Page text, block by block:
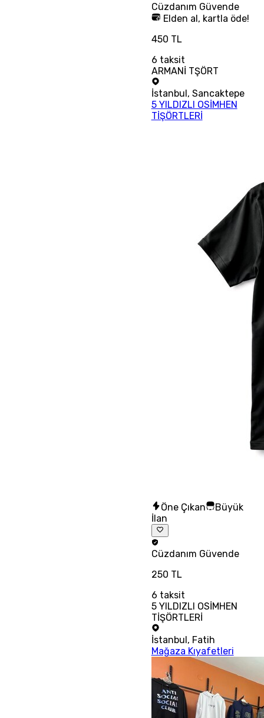
Cüzdanım Güvende
Elden al, kartla öde!
450 TL
6 taksit
ARMANİ TŞÖRT
İstanbul, Sancaktepe
5 YILDIZLI OSİMHEN
TİŞÖRTLERİ
Öne Çıkan
Büyük
İlan
Cüzdanım Güvende
250 TL
6 taksit
5 YILDIZLI OSİMHEN
TİŞÖRTLERİ
İstanbul, Fatih
Mağaza Kıyafetleri